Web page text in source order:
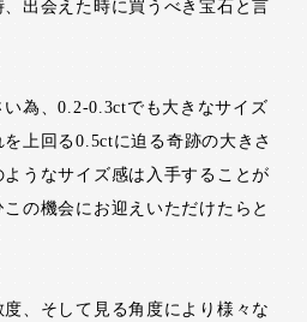
出会えた時に買うべき宝石と言
為、0.2-0.3ctでも大きなサイズ
上回る0.5ctに迫る奇跡の大きさ
うなサイズ感は入手することが
の機会にお迎えいただけたらと
、そして見る角度により様々な